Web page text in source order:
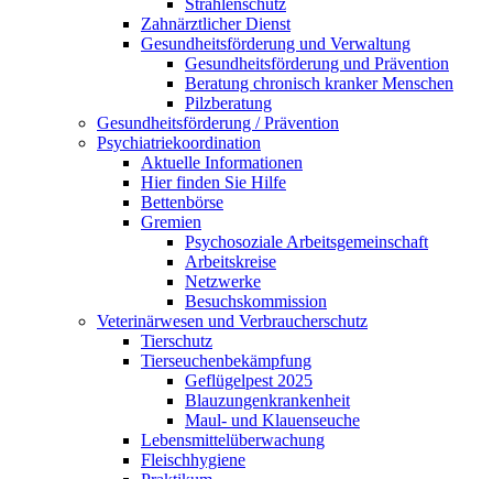
Strahlenschutz
Zahnärztlicher Dienst
Gesundheitsförderung und Verwaltung
Gesundheitsförderung und Prävention
Beratung chronisch kranker Menschen
Pilzberatung
Gesundheits­förderung / Prävention
Psychiatriekoordination
Aktuelle Informationen
Hier finden Sie Hilfe
Bettenbörse
Gremien
Psychosoziale Arbeits­gemeinschaft
Arbeitskreise
Netzwerke
Besuchskommission
Veterinärwesen und Verbraucherschutz
Tierschutz
Tierseuchenbekämpfung
Geflügelpest 2025
Blauzungenkrankenheit
Maul- und Klauenseuche
Lebensmittelüberwachung
Fleischhygiene